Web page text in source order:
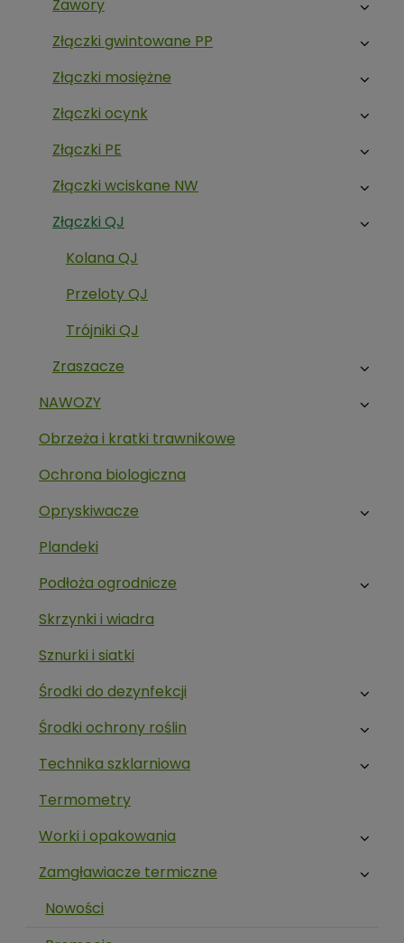
Zawory
Złączki gwintowane PP
Złączki mosiężne
Złączki ocynk
Złączki PE
Złączki wciskane NW
Złączki QJ
Kolana QJ
Przeloty QJ
Trójniki QJ
Zraszacze
NAWOZY
Obrzeża i kratki trawnikowe
Ochrona biologiczna
Opryskiwacze
Plandeki
Podłoża ogrodnicze
Skrzynki i wiadra
Sznurki i siatki
Środki do dezynfekcji
Środki ochrony roślin
Technika szklarniowa
Termometry
Worki i opakowania
Zamgławiacze termiczne
Nowości